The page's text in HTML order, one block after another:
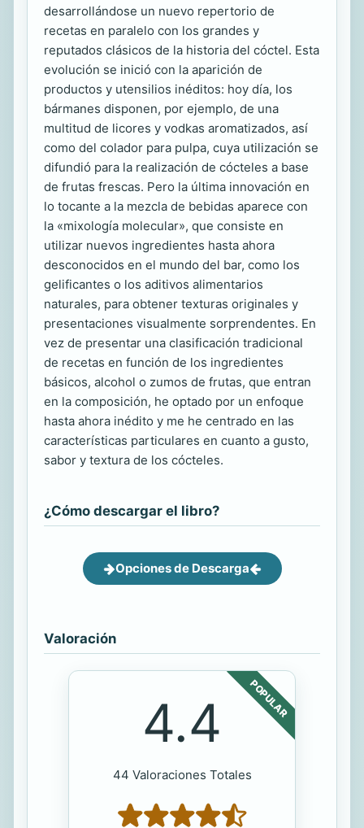
desarrollándose un nuevo repertorio de
recetas en paralelo con los grandes y
reputados clásicos de la historia del cóctel. Esta
evolución se inició con la aparición de
productos y utensilios inéditos: hoy día, los
bármanes disponen, por ejemplo, de una
multitud de licores y vodkas aromatizados, así
como del colador para pulpa, cuya utilización se
difundió para la realización de cócteles a base
de frutas frescas. Pero la última innovación en
lo tocante a la mezcla de bebidas aparece con
la «mixología molecular», que consiste en
utilizar nuevos ingredientes hasta ahora
desconocidos en el mundo del bar, como los
gelificantes o los aditivos alimentarios
naturales, para obtener texturas originales y
presentaciones visualmente sorprendentes. En
vez de presentar una clasificación tradicional
de recetas en función de los ingredientes
básicos, alcohol o zumos de frutas, que entran
en la composición, he optado por un enfoque
hasta ahora inédito y me he centrado en las
características particulares en cuanto a gusto,
sabor y textura de los cócteles.
¿Cómo descargar el libro?
Opciones de Descarga
Valoración
POPULAR
4.4
44 Valoraciones Totales